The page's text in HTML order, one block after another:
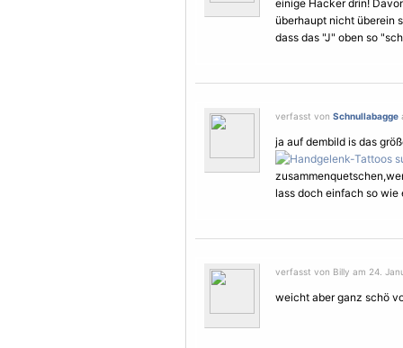
einige Hacker drin!
überhaupt nicht überein
dass das "J" oben so
verfasst von Schnullabagge
ja auf dembild is das
lass doch einfach so wie
verfasst von Billy am 24.
weicht aber ganz schö